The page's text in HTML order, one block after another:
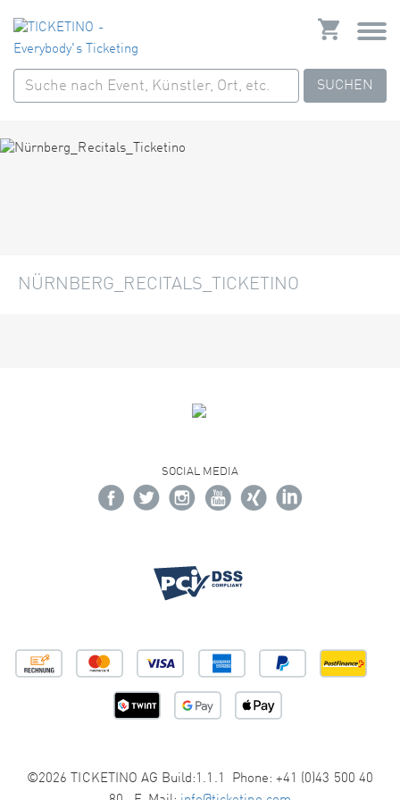
SUCHEN
NÜRNBERG_RECITALS_TICKETINO
SOCIAL MEDIA
©2026 TICKETINO AG Build:1.1.1 Phone: +41 (0)43 500 40